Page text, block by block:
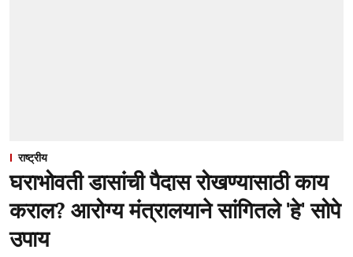
राष्ट्रीय
घराभोवती डासांची पैदास रोखण्यासाठी काय
कराल? आरोग्य मंत्रालयाने सांगितले 'हे' सोपे
उपाय